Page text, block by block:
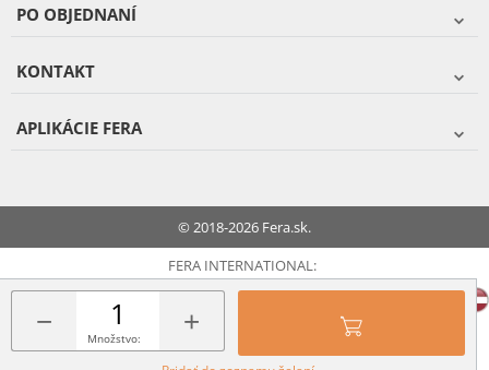
− +
Množstvo:
PO OBJEDNANÍ
KONTAKT
APLIKÁCIE FERA
© 2018-2026 Fera.sk.
FERA INTERNATIONAL: